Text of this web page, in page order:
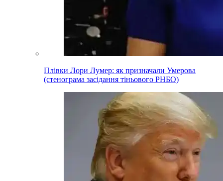
Плівки Лори Лумер: як призначали Умерова
(стенограма засідання тіньового РНБО)